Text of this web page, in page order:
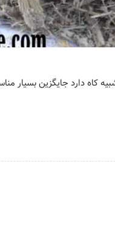
کاه دارد جایگزین بسیار